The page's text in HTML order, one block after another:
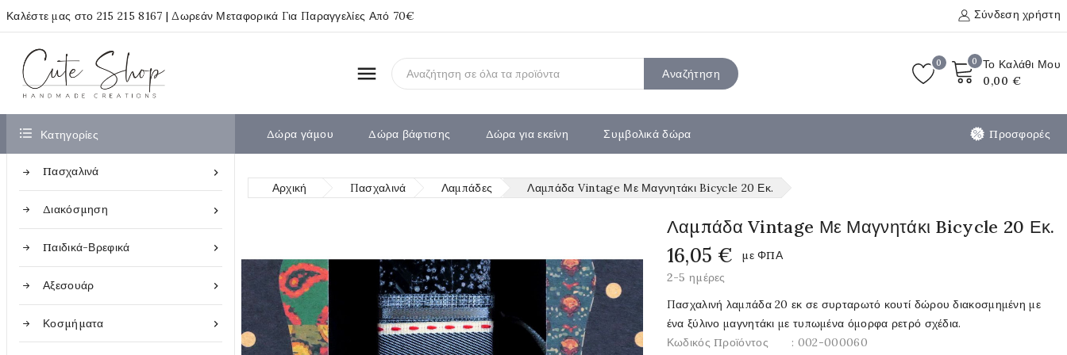
Καλέστε μας στο 215 215 8167 | Δωρεάν Μεταφορικά Για Παραγγελίες Από 70€ Σύνδεση χρήστη

0 Το Καλάθι Μου
0,00 €
Αναζήτηση
0
 Κατηγορίες

Πασχαλινά

Διακόσμηση

Παιδικά-Βρεφικά

Αξεσουάρ

Κοσμήματα
Δώρα γάμου Δώρα βάφτισης Δώρα για εκείνη Συμβολικά δώρα Προσφορές
Αρχική Πασχαλινά Λαμπάδες Λαμπάδα Vintage Με Μαγνητάκι Bicycle 20 Εκ.
Λαμπάδα Vintage Με Μαγνητάκι Bicycle 20 Εκ.
16,05 €
με ΦΠΑ
2-5 ημέρες
Πασχαλινή λαμπάδα 20 εκ σε συρταρωτό κουτί δώρου διακοσμημένη με
ένα ξύλινο μαγνητάκι με τυπωμένα όμορφα ρετρό σχέδια.
Κωδικός Προϊόντος
: 002-000060